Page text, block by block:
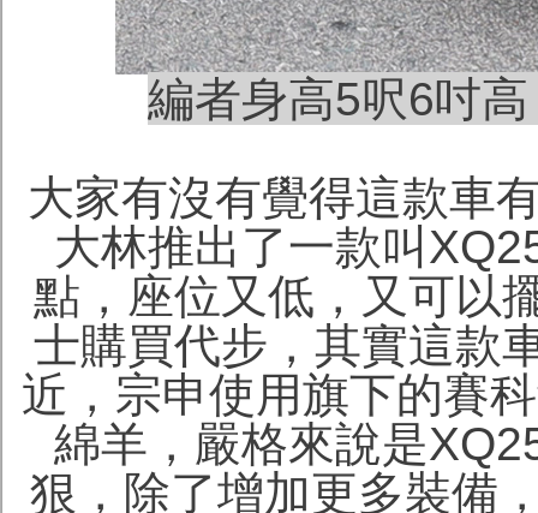
編者身高5呎6吋
大家有沒有覺得這款車
大林推出了一款叫
點，座位又低，又可以
士購買代步，其實這款
近，宗申使用旗下的賽
綿羊，嚴格來說是
狠，除了增加更多裝備